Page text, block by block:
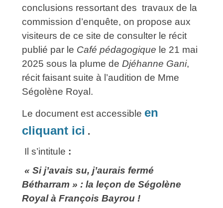
conclusions ressortant des travaux de la
commission d’enquête, on propose aux
visiteurs de ce site de consulter le récit
publié par le Café pédagogique le 21 mai
2025 sous la plume de Djéhanne Gani,
récit faisant suite à l’audition de Mme
Ségolène Royal.
Le document est accessible en
cliquant ici .
Il s’intitule :
« Si j’avais su, j’aurais fermé
Bétharram » : la leçon de Ségolène
Royal à François Bayrou !